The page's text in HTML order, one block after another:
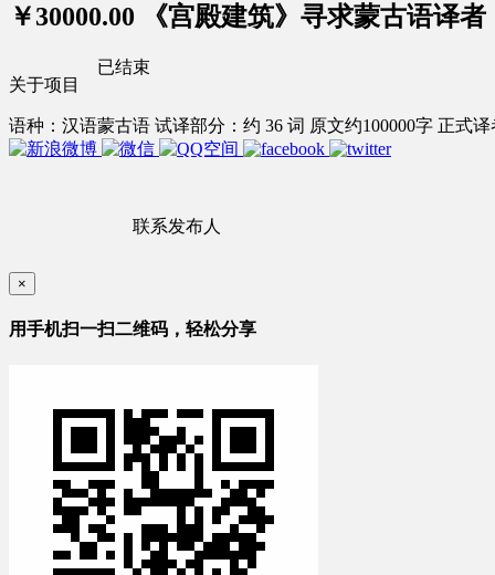
￥30000.00 《宫殿建筑》寻求蒙古语译者
关于项目
语种：汉语蒙古语 试译部分：约 36 词 原文约100000字 正式译
联系发布人
已结束
×
用手机扫一扫二维码，轻松分享